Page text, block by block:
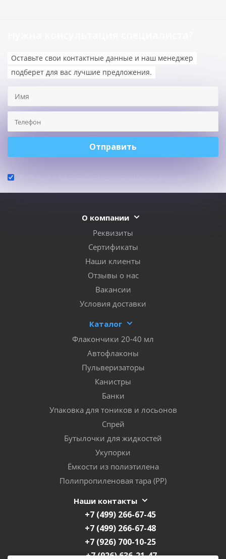
Оставьте свои контактные данные и наш менеджер
подберет для вас лучшие предложения.
О компании
Реквизиты
Сертификаты
Наши клиенты
Отзывы о нас
Вакансии
Условия доставки
Каталог
Флакончики 20-40 мл
Автофлаконы
Пульверизаторы
Канистры
Банки
Упаковка для тоников и лосьонов
Спрей
Бутылочки для жидкостей
Укупорки
Ёмкости из полиэтилена
Полипропиленовая тара (PP)
Наши контакты
+7 (499) 266-67-45
+7 (499) 266-67-48
+7 (926) 700-10-25
+7 (926) 636-21-47